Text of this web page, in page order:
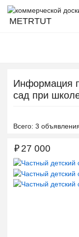
METRTUT
Информация
сад при
Всего: 3
₽27 000